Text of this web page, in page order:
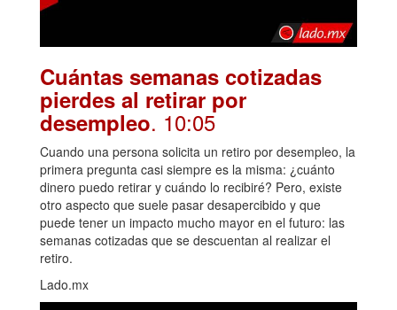
Cuántas semanas cotizadas
pierdes al retirar por
desempleo. 10:05
Cuando una persona solicita un retiro por desempleo, la
primera pregunta casi siempre es la misma: ¿cuánto
dinero puedo retirar y cuándo lo recibiré? Pero, existe
otro aspecto que suele pasar desapercibido y que
puede tener un impacto mucho mayor en el futuro: las
semanas cotizadas que se descuentan al realizar el
retiro.
Lado.mx